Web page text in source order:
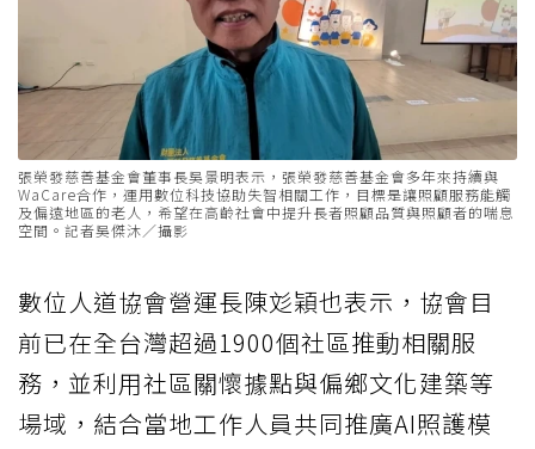
張榮發慈善基金會董事長吳景明表示，張榮發慈善基金會多年來持續與
WaCare合作，運用數位科技協助失智相關工作，目標是讓照顧服務能觸
及偏遠地區的老人，希望在高齡社會中提升長者照顧品質與照顧者的喘息
空間。記者吳傑沐／攝影
數位人道協會營運長陳彣穎也表示，協會目
前已在全台灣超過1900個社區推動相關服
務，並利用社區關懷據點與偏鄉文化建築等
場域，結合當地工作人員共同推廣AI照護模